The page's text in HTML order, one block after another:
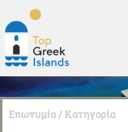
κυρίως
Top
Greek
Islands
Επωνυμία / Κατηγορία